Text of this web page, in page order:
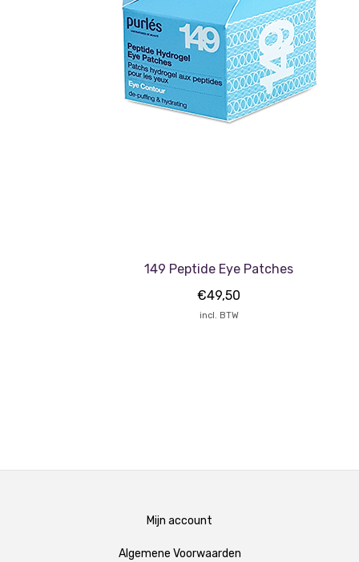
149 Peptide Eye Patches
€49,50
incl. BTW
Mijn account
Algemene Voorwaarden